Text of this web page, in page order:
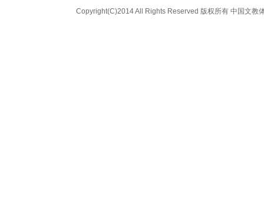
Copyright(C)2014 All Rights Reserved 版权所有 中国文教